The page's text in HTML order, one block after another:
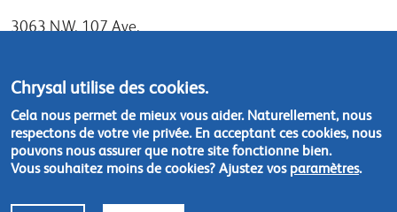
3063 N.W. 107 Ave.
Tel: 1.800.247.9725
Local: 305.477.0112
Fax:305.477.1284
Contact us
Chrysal utilise des cookies.
Cela nous permet de mieux vous aider. Naturellement, nous
respectons de votre vie privée. En acceptant ces cookies, nous
pouvons nous assurer que notre site fonctionne bien.
Vous souhaitez moins de cookies? Ajustez vos paramètres.